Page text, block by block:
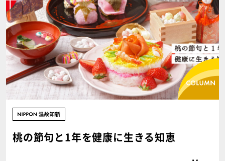
桃の節句と1年を健康に生きる知恵